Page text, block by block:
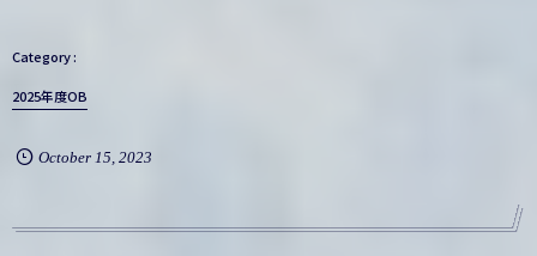
2025年度OB
October 15, 2023